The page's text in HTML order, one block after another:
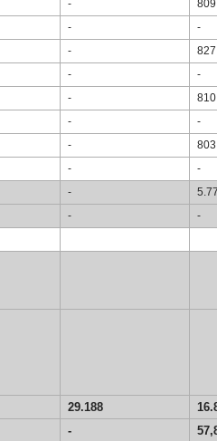
- 809
- -
- 827
- -
- 810
- -
- 803
- -
-
- -
29.188
-